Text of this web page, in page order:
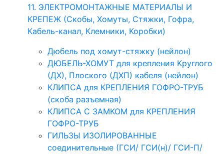
11. ЭЛЕКТРОМОНТАЖНЫЕ МАТЕРИАЛЫ И
КРЕПЕЖ (Скобы, Хомуты, Стяжки, Гофра,
Кабель-канал, Клемники, Коробки)
Дюбель под хомут-стяжку (нейлон)
ДЮБЕЛЬ-ХОМУТ для крепления Круглого
(ДХ), Плоского (ДХП) кабеля (нейлон)
КЛИПСА для КРЕПЛЕНИЯ ГОФРО-ТРУБ
(скоба разъемная)
КЛИПСА С ЗАМКОМ для КРЕПЛЕНИЯ
ГОФРО-ТРУБ
ГИЛЬЗЫ ИЗОЛИРОВАННЫЕ
соединительные (ГСИ/ ГСИ(н)/ ГСИ-П/